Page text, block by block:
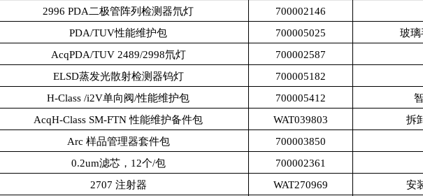
2996 PDA二极管阵列检测器氘灯
700002146
PDA/TUV性能维护包 700005025
玻璃
AcqPDA/TUV 2489/2998氘灯
700002587
ELSD蒸发光散射检测器钨灯
700005182
H-Class /i2V单向阀/性能维护包 700005412
AcqH-Class SM-FTN 性能维护备件包 WAT039803
拆
Arc 样品管理器套件包
700003850
0.2um滤芯，12个/包
700002361
2707 注射器 WAT270969
安